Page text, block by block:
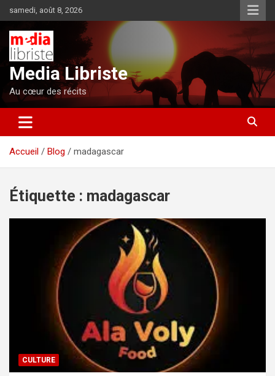
au
contenu
samedi, août 8, 2026
Media Libriste
Au cœur des récits
Accueil Blog madagascar
Étiquette : madagascar
CULTURE